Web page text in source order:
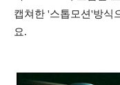
캡쳐한 '스톱모션'방식
요.